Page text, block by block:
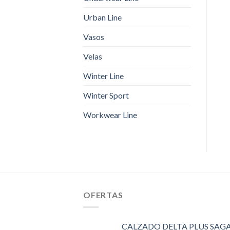
Urban Line
Vasos
Velas
Winter Line
Winter Sport
Workwear Line
OFERTAS
CALZADO DELTA PLUS